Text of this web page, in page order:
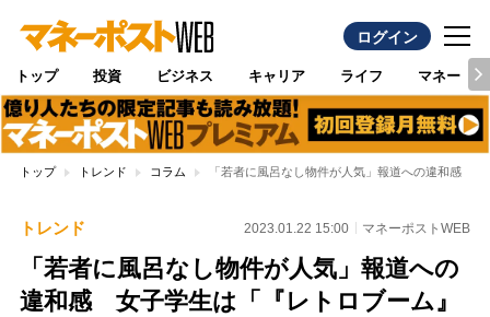
ログイン
トップ 投資 ビジネス キャリア ライフ マネー
トップ トレンド コラム 「若者に風呂なし物件が人気」報道への違和感
トレンド 2023.01.22 15:00 マネーポストWEB
「若者に風呂なし物件が人気」報道への
違和感 女子学生は「『レトロブーム』